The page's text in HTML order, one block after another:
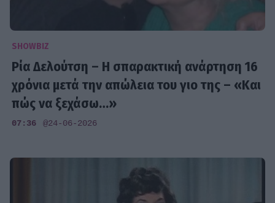
SHOWBIZ
Ρία Δελούτση – Η σπαρακτική ανάρτηση 16
χρόνια μετά την απώλεια του γιο της – «Και
πώς να ξεχάσω…»
07:36 @24-06-2026